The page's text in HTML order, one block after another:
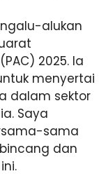
alukan
2025. Ia
menyertai
dalam sektor
Saya
sama
dan